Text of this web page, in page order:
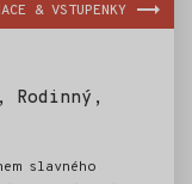
Rodinný,
slavného
& VSTUPENKY